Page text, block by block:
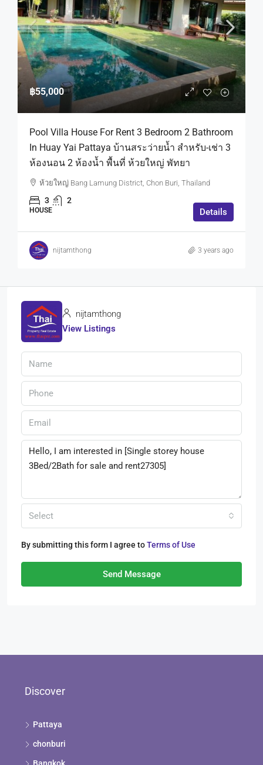
฿55,000
Pool Villa House For Rent 3 Bedroom 2 Bathroom
In Huay Yai Pattaya บ้านสระว่ายน้ำ สำหรับ-เช่า 3
ห้องนอน 2 ห้องน้ำ พื้นที่ ห้วยใหญ่ พัทยา
ห้วยใหญ่ Bang Lamung District, Chon Buri, Thailand
3 2
HOUSE Details
nijtamthong 3 years ago
nijtamthong
View Listings
Select
By submitting this form I agree toTerms of Use
Send Message
Discover
Pattaya
chonburi